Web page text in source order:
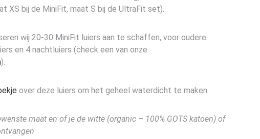
XS bij de MiniFit, maat S bij de UltraFit set).
wij 20-30 MiniFit luiers aan te schaffen, voor oudere
en 4 nachtluiers (check een van onze
).
over deze luiers om het geheel waterdicht te maken.
maat en of je de witte (organic – 100% GOTS katoen) of